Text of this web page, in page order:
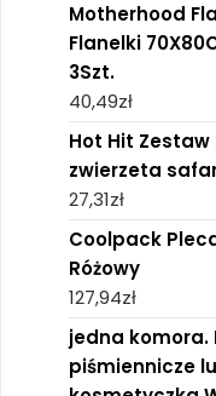
Motherhood
Flanelki
3Szt.
40,49zł
Hot Hit
zwierzeta
27,31zł
Coolpack
Różowy
127,94zł
jedna
piśmiennicze